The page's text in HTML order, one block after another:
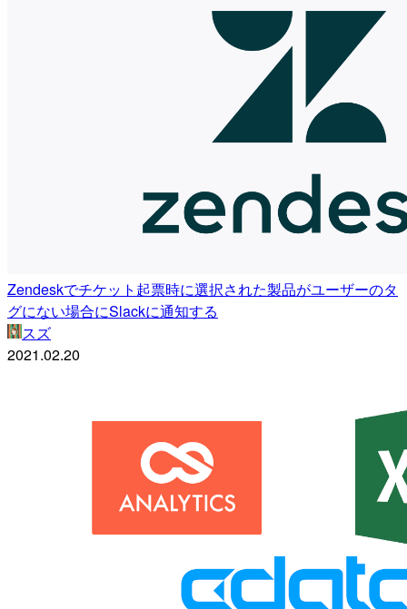
Zendeskでチケット起票時に選択された製品がユーザーのタ
グにない場合にSlackに通知する
スズ
2021.02.20